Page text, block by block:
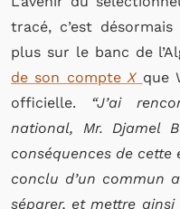
tracé, c’est
plus sur le banc de
de son compteX que
officielle. “J’ai
national, Mr. Djamel
conséquences de
conclu d’un commun
séparer, et mettre